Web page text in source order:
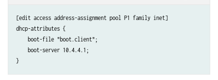
[edit access address-assignment pool P1 family inet]
dhcp-attributes {
    boot-file "boot.client";
    boot-server 10.4.4.1;